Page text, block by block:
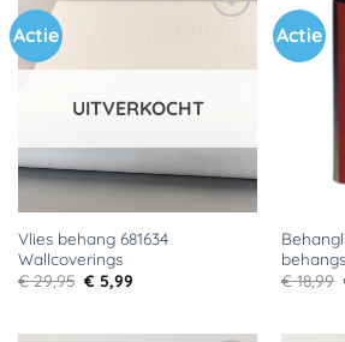
Actie
verlanglijst
UITVERKOCHT
Vlies behang 681634
Wallcoverings
€29,95 Oorspronkelijke
prijs
€ 5,99Huidige
Actie
€18,99